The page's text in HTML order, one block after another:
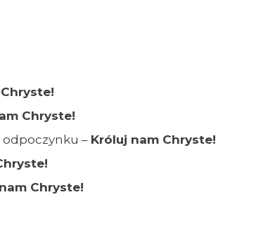
Chryste!
odpoczynku – Króluj nam Chryste!
Chryste!